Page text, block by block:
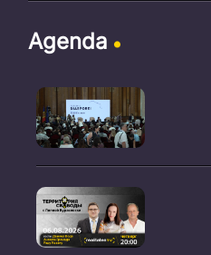
Agenda